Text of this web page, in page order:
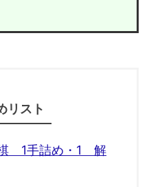
リスト
1手詰め・1 解